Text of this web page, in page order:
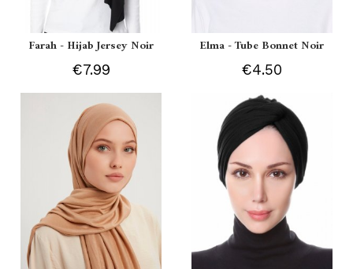
Farah - Hijab Jersey Noir
€7.99
Elma - Tube Bonnet Noir
€4.50